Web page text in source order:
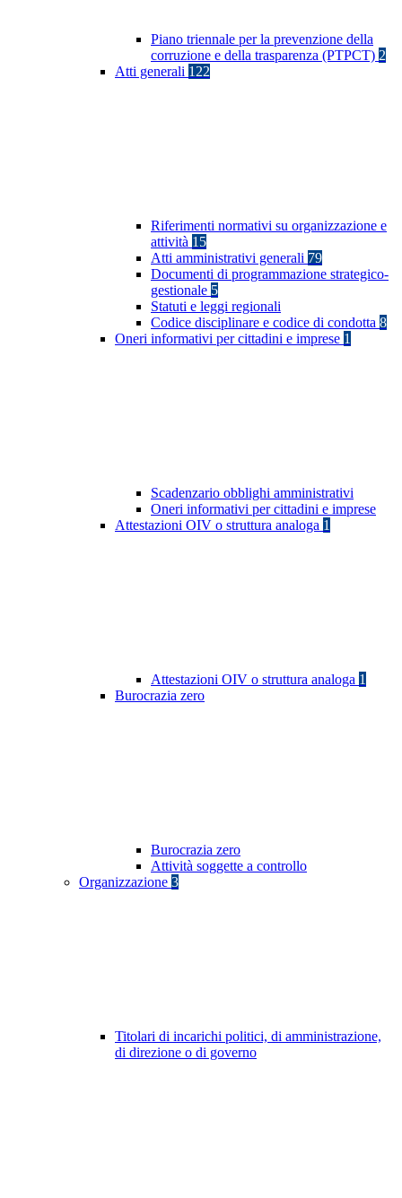
Piano triennale per la prevenzione della
corruzione e della trasparenza (PTPCT) 2
Atti generali 122
Riferimenti normativi su organizzazione e
attività 15
Atti amministrativi generali 79
Documenti di programmazione strategico-
gestionale 5
Statuti e leggi regionali
Codice disciplinare e codice di condotta 8
Oneri informativi per cittadini e imprese 1
Scadenzario obblighi amministrativi
Oneri informativi per cittadini e imprese
Attestazioni OIV o struttura analoga 1
Attestazioni OIV o struttura analoga 1
Burocrazia zero
Burocrazia zero
Attività soggette a controllo
Organizzazione 3
Titolari di incarichi politici, di amministrazione,
di direzione o di governo